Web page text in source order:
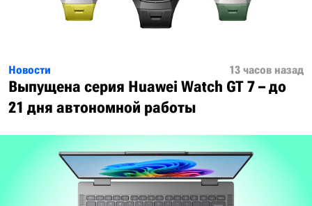
Новости 13 часов назад
Выпущена серия Huawei Watch GT 7 – до
21 дня автономной работы